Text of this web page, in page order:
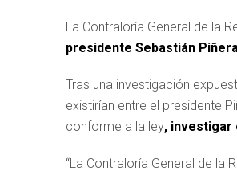
La Contraloría General de la
presidente Sebastián
Tras una investigación
existirían entre el presidente
conforme a la ley, investigar
“La Contraloría General de la